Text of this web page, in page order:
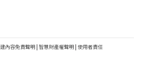
內容免責聲明 | 智慧財產權聲明 | 使用者責任